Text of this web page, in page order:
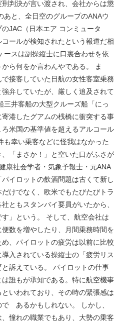
判決が言い渡され、会社からは懲
と、全日空のグループのANAウ
JAC（日本エア コンミュータ
ールが検知されたという報道だ相
ースは副操縦士に口裏合わせを依
ら何をか言わんやである。 ま
接客していた日航の女性客室乗務
弁していたが、厳しく追及されて
井客船の大型クルーズ船「にっ
港したグアムの桟橋に衝突する事
米国の基準値を超えるアルコール
幸い乗客などに怪我はなかった
「まさか！」と空いた口がふさが
康社会学者・気象予報士・元ANA
イロットの飲酒問題は古くて新し
けでなく、欧米でもたびたびトラ
ともスタンバイ要員がいたから、
」という。 そして、航空会社は
数を増やしたり、月間乗務時間を
、パイロットの疲労は以前に比較
入されている操縦士の「疲労リス
訴えている。 パイロットの仕事
誰もが承知である。特に航空機事
いわれており、その時の緊張感は
あるかもしれない。 しかし、
憧れの職業でもあり、大勢の乗客